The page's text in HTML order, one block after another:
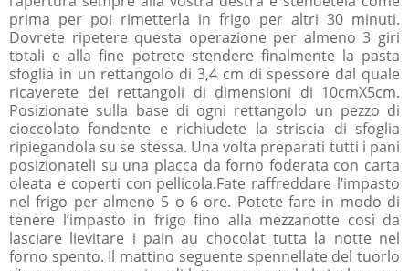
prima per poi rimetterla in frigo per altri 30 minuti.
Dovrete ripetere questa operazione per almeno 3 giri
totali e alla fine potrete stendere finalmente la pasta
sfoglia in un rettangolo di 3,4 cm di spessore dal quale
ricaverete dei rettangoli di dimensioni di 10cmX5cm.
Posizionate sulla base di ogni rettangolo un pezzo di
cioccolato fondente e richiudete la striscia di sfoglia
ripiegandola su se stessa. Una volta preparati tutti i pani
posizionateli su una placca da forno foderata con carta
oleata e coperti con pellicola.Fate raffreddare l’impasto
nel frigo per almeno 5 o 6 ore. Potete fare in modo di
tenere l’impasto in frigo fino alla mezzanotte così da
lasciare lievitare i pain au chocolat tutta la notte nel
forno spento. Il mattino seguente spennellate del tuorlo